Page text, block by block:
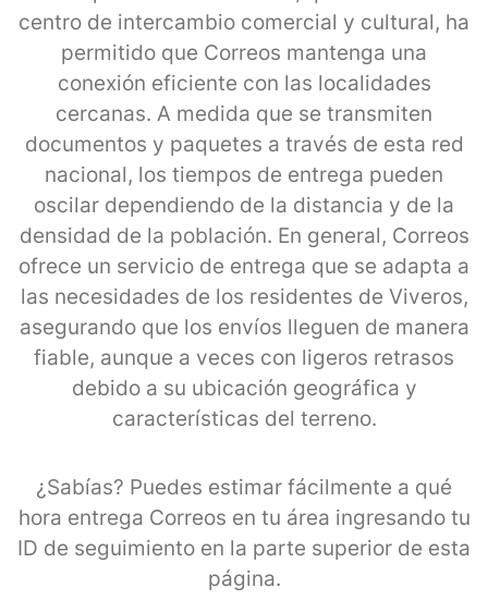
centro de intercambio comercial y cultural, ha
permitido que Correos mantenga una
conexión eficiente con las localidades
cercanas. A medida que se transmiten
documentos y paquetes a través de esta red
nacional, los tiempos de entrega pueden
oscilar dependiendo de la distancia y de la
densidad de la población. En general, Correos
ofrece un servicio de entrega que se adapta a
las necesidades de los residentes de Viveros,
asegurando que los envíos lleguen de manera
fiable, aunque a veces con ligeros retrasos
debido a su ubicación geográfica y
características del terreno.
¿Sabías? Puedes estimar fácilmente a qué
hora entrega Correos en tu área ingresando tu
ID de seguimiento en la parte superior de esta
página.